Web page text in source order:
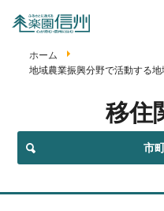
ホーム
地域農業振興分野で活動する
移住
市